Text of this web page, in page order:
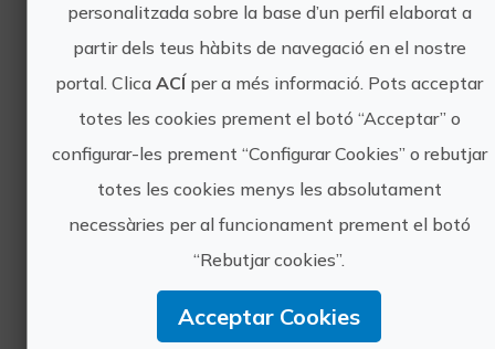
Visites guiades al Palau Vescomtal de Chelva
Coneix l'edifici civil més important de
la comarca de La Serrania. L'edifici
conté restes des d'època ibèrica,
passant per alcàsser islàmic,
església, palau dels Vescomtes i
posada, a més de patir ...
personalitzada sobre la base d’un perfil elaborat a
partir dels teus hàbits de navegació en el nostre
portal. ClicaACÍ per a més informació. Pots acceptar
totes les cookies prement el botó “Acceptar” o
configurar-les prement “Configurar Cookies” o rebutjar
totes les cookies menys les absolutament
necessàries per al funcionament prement el botó
“Rebutjar cookies”.
Acceptar Cookies